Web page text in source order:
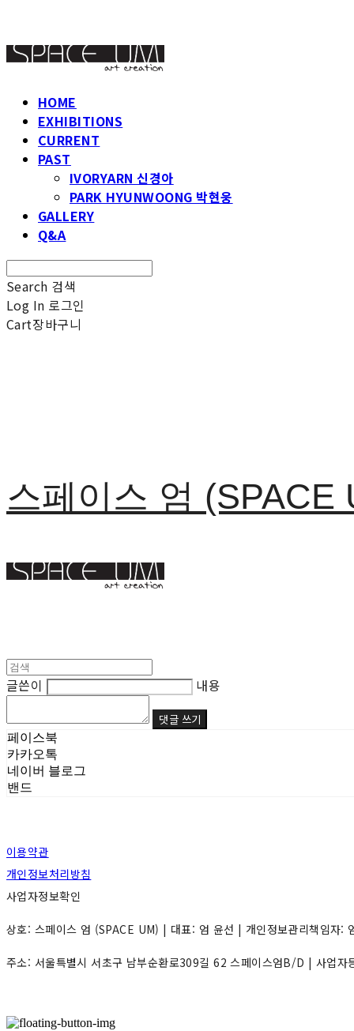
HOME
EXHIBITIONS
CURRENT
PAST
IVORYARN 신경아
PARK HYUNWOONG 박현웅
GALLERY
Q&A
Search 검색
Log In 로그인
Cart장바구니
스페이스 엄 (SPACE
글쓴이 내용
댓글 쓰기
페이스북
카카오톡
네이버 블로그
밴드
이용약관
개인정보처리방침
사업자정보확인
상호: 스페이스 엄 (SPACE UM) | 대표: 엄 윤선 | 개인정보관리책
주소: 서울특별시 서초구 남부순환로309길 62 스페이스엄B/D | 사업자